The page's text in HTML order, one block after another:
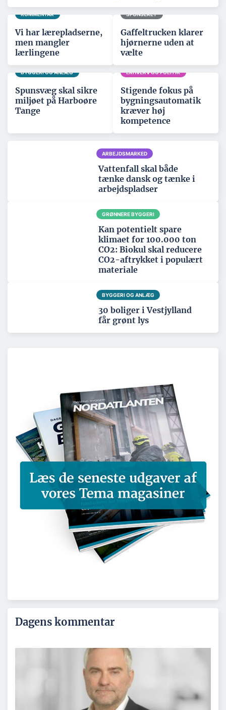
KOMMENTAR
Vi har lærepladserne,
men mangler
lærlingene
SPONSERET
Gaffeltrucken klarer
hjørnerne uden at
vælte
BYGGERI OG ANLÆG
Spunsvæg skal sikre
miljøet på Harboøre
Tange
ERHVERV OG POLITIK
Stigende fokus på
bygningsautomatik
kræver høj
kompetence
ARBEJDSMARKED
Vattenfall skal både
tænke dansk og tænke i
arbejdspladser
GRØNNERE BYGGERI
Kan potentielt spare
klimaet for 100.000 ton
CO2: Biokul skal reducere
CO2-aftrykket i populært
materiale
BYGGERI OG ANLÆG
30 boliger i Vestjylland
får grønt lys
Dagens kommentar